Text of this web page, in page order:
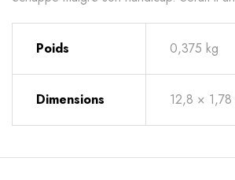
Poids 0,375 kg
Dimensions 12,8 ×